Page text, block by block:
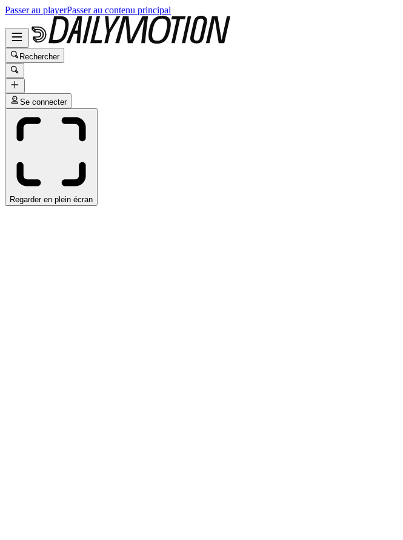
Passer au playerPasser au contenu principal
Rechercher
Se connecter
Regarder en plein écran